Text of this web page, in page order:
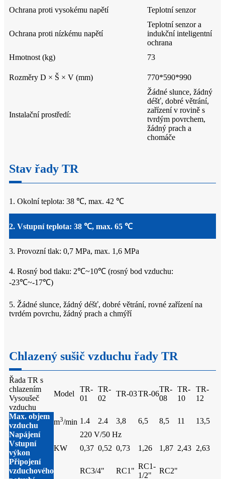
Ochrana proti vysokému napětí
Teplotní senzor
Ochrana proti nízkému napětí
Teplotní senzor a
indukční inteligentní
ochrana
Hmotnost (kg)
73
Rozměry D × Š × V (mm) 770*590*990
Instalační prostředí:
Žádné slunce, žádný
déšť, dobré větrání,
zařízení v rovině s
tvrdým povrchem,
žádný prach a
chomáče
Stav řady TR
1. Okolní teplota: 38 ℃, max. 42 ℃
2. Vstupní teplota: 38 ℃, max. 65 ℃
3. Provozní tlak: 0,7 MPa, max. 1,6 MPa
4. Rosný bod tlaku: 2℃~10℃ (rosný bod vzduchu:
-23℃~-17℃)
5. Žádné slunce, žádný déšť, dobré větrání, rovné zařízení na
tvrdém povrchu, žádný prach a chmýří
Chlazený sušič vzduchu řady TR
Řada TR s
chlazením
Vysoušeč
vzduchu
Model
TR-
01
TR-
02
TR-03TR-06
TR-
08
TR-
10
TR-
12
Max. objem
vzduchu
m3/min 1.4 2.4 3,8 6,5 8,5 11
13,5
Napájení
220 V/50 Hz
Vstupní
výkon
KW 0,37 0,52 0,73 1,26 1,87 2,43 2,63
Připojení
vzduchového
RC3/4" RC1"
RC1-
1/2"
RC2"